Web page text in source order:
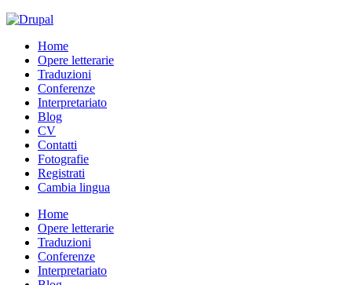
Home
Opere letterarie
Traduzioni
Conferenze
Interpretariato
Blog
CV
Contatti
Fotografie
Registrati
Cambia lingua
Home
Opere letterarie
Traduzioni
Conferenze
Interpretariato